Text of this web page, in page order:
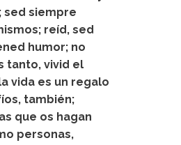
sed siempre
reíd, sed
humor; no
tanto, vivid el
vida es un regalo
también;
que os hagan
personas,